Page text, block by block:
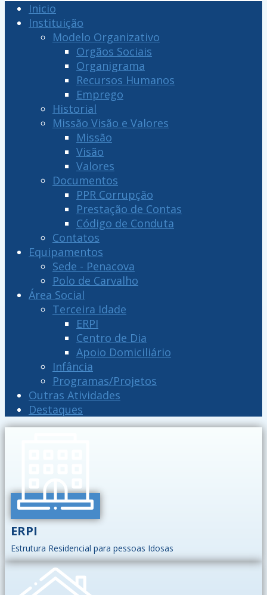
Inicio
Instituição
Modelo Organizativo
Orgãos Sociais
Organigrama
Recursos Humanos
Emprego
Historial
Missão Visão e Valores
Missão
Visão
Valores
Documentos
PPR Corrupção
Prestação de Contas
Código de Conduta
Contatos
Equipamentos
Sede - Penacova
Polo de Carvalho
Área Social
Terceira Idade
ERPI
Centro de Dia
Apoio Domiciliário
Infância
Programas/Projetos
Outras Atividades
Destaques
ERPI
Estrutura Residencial para pessoas Idosas